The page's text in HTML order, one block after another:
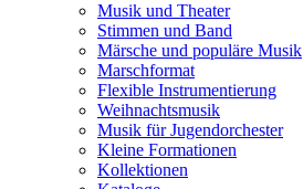
Musik und Theater
Stimmen und Band
Märsche und populäre Musik
Marschformat
Flexible Instrumentierung
Weihnachtsmusik
Musik für Jugendorchester
Kleine Formationen
Kollektionen